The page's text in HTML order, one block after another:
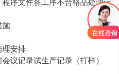
序文件各工序不合格品处理记
施
安排
议记录试生产记录（打样）